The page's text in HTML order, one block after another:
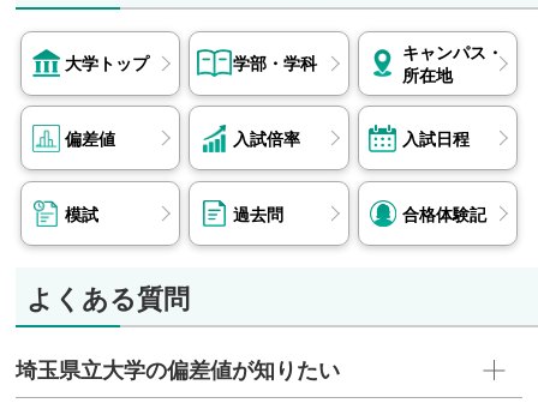
大学トップ 学部・学科
キャンパス・
所在地
偏差値 入試倍率 入試日程
模試 過去問 合格体験記
よくある質問
埼玉県立大学の偏差値が知りたい